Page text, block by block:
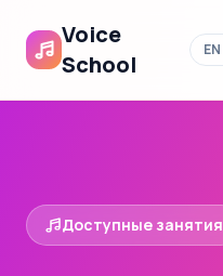
Voice
School
EN
Доступные занятия